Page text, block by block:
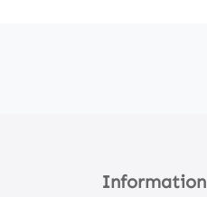
Information